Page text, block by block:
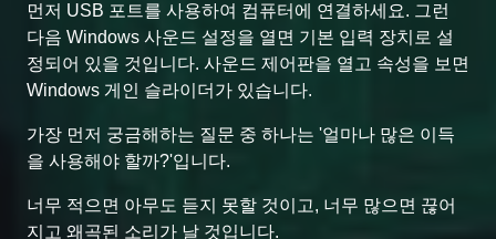
먼저 USB 포트를 사용하여 컴퓨터에 연결하세요. 그런
다음 Windows 사운드 설정을 열면 기본 입력 장치로 설
정되어 있을 것입니다. 사운드 제어판을 열고 속성을 보면
Windows 게인 슬라이더가 있습니다.
가장 먼저 궁금해하는 질문 중 하나는 '얼마나 많은 이득
을 사용해야 할까?'입니다.
너무 적으면 아무도 듣지 못할 것이고, 너무 많으면 끊어
지고 왜곡된 소리가 날 것입니다.